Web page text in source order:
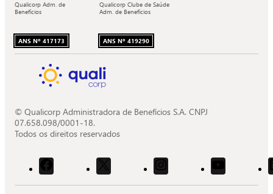
Qualicorp Adm. de
Benefícios
ANS Nº 417173
Qualicorp Clube de Saúde
Adm. de Benefícios
ANS Nº 419290
© Qualicorp Administradora de Benefícios S.A. CNPJ
07.658.098/0001-18.
Todos os direitos reservados
Acessar
o
Facebook
Acessar
o
X
Acessar
o
Instagram
Acessar
o
Youtube